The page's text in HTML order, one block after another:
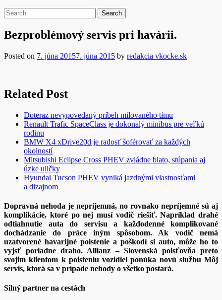
Bezproblémový servis pri havárii.
Posted on 7. júna 20157. júna 2015 by redakcia vkocke.sk
Related Post
Doteraz nevypovedaný príbeh milovaného tímu
Renault Trafic SpaceClass je dokonalý minibus pre veľkú
rodinu
BMW X4 xDrive20d je radosť šoférovať za každých
okolností
Mitsubishi Eclipse Cross PHEV zvládne blato, stúpania aj
úzke uličky
Hyundai Tucson PHEV vyniká jazdnými vlastnosťami
a dizajnom
Dopravná nehoda je nepríjemná, no rovnako nepríjemné sú aj
komplikácie, ktoré po nej musí vodič riešiť. Napríklad drahé
odtiahnutie auta do servisu a každodenné komplikované
dochádzanie do práce iným spôsobom. Ak vodič nemá
uzatvorené havarijné poistenie a poškodí si auto, môže ho to
vyjsť poriadne draho. Allianz – Slovenská poisťovňa preto
svojim klientom k poisteniu vozidiel ponúka novú službu Môj
servis, ktorá sa v prípade nehody o všetko postará.
Silný partner na cestách